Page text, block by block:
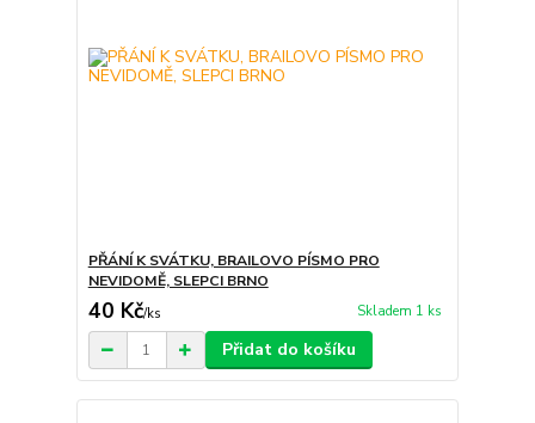
PŘÁNÍ K SVÁTKU, BRAILOVO PÍSMO PRO
NEVIDOMĚ, SLEPCI BRNO
40 Kč/ks Skladem 1 ks
Přidat do košíku